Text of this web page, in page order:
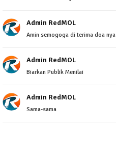
Admin RedMOL
Amin semogoga di terima doa nya
Admin RedMOL
Biarkan Publik Menilai
Admin RedMOL
Sama-sama